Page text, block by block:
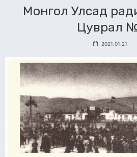
Монгол Улсад
Цуврал
2021.01.21